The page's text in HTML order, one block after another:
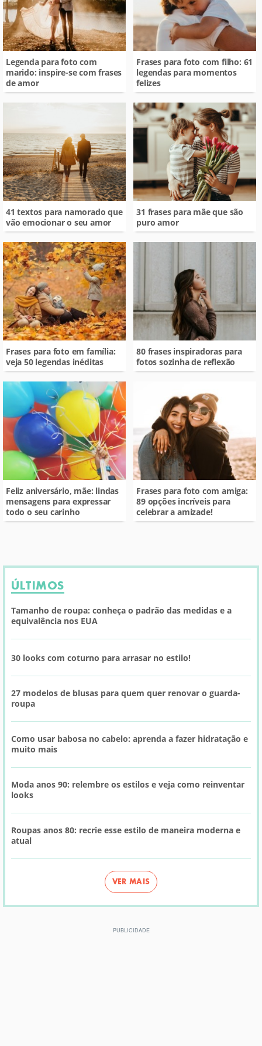
Legenda para foto com
marido: inspire-se com frases
de amor
Frases para foto com filho: 61
legendas para momentos
felizes
41 textos para namorado que
vão emocionar o seu amor
31 frases para mãe que são
puro amor
Frases para foto em família:
veja 50 legendas inéditas
80 frases inspiradoras para
fotos sozinha de reflexão
Feliz aniversário, mãe: lindas
mensagens para expressar
todo o seu carinho
Frases para foto com amiga:
89 opções incríveis para
celebrar a amizade!
ÚLTIMOS
Tamanho de roupa: conheça o padrão das medidas e a
equivalência nos EUA
30 looks com coturno para arrasar no estilo!
27 modelos de blusas para quem quer renovar o guarda-
roupa
Como usar babosa no cabelo: aprenda a fazer hidratação e
muito mais
Moda anos 90: relembre os estilos e veja como reinventar
looks
Roupas anos 80: recrie esse estilo de maneira moderna e
atual
VER MAIS